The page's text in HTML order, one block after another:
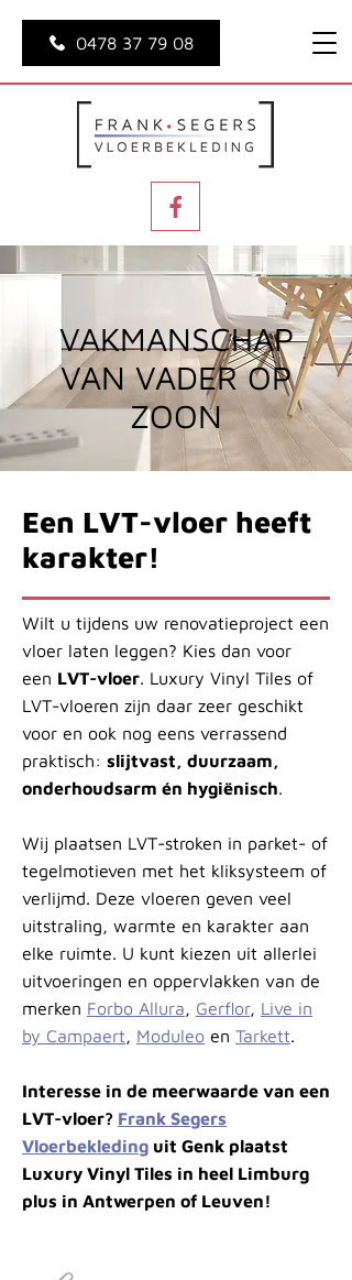
0478 37 79 08
VAKMANSCHAP
VAN VADER OP
ZOON
Een LVT-vloer heeft
karakter!
Wilt u tijdens uw renovatieproject een
vloer laten leggen? Kies dan voor
een LVT-vloer. Luxury Vinyl Tiles of
LVT-vloeren zijn daar zeer geschikt
voor en ook nog eens verrassend
praktisch: slijtvast, duurzaam,
onderhoudsarm én hygiënisch.
Wij plaatsen LVT-stroken in parket- of
tegelmotieven met het kliksysteem of
verlijmd. Deze vloeren geven veel
uitstraling, warmte en karakter aan
elke ruimte. U kunt kiezen uit allerlei
uitvoeringen en oppervlakken van de
merken Forbo Allura, Gerflor, Live in
by Campaert, Moduleo en Tarkett.
Interesse in de meerwaarde van een
LVT-vloer? Frank Segers
Vloerbekleding uit Genk plaatst
Luxury Vinyl Tiles in heel Limburg
plus in Antwerpen of Leuven!